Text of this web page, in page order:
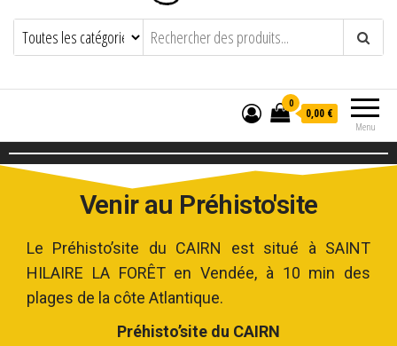
Préhisto'site du CAIRNParc à thème sur la Préhistoire en
Vendée.
Menu
0
0,00 €
Venir au Préhisto'site
Le Préhisto’site du CAIRN est situé à SAINT
HILAIRE LA FORÊT en Vendée, à 10 min des
plages de la côte Atlantique.
Préhisto’site du CAIRN